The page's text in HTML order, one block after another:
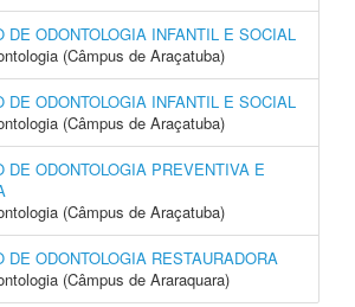
DE ODONTOLOGIA INFANTIL E SOCIAL
(Câmpus de Araçatuba)
DE ODONTOLOGIA INFANTIL E SOCIAL
(Câmpus de Araçatuba)
DE ODONTOLOGIA PREVENTIVA E
(Câmpus de Araçatuba)
DE ODONTOLOGIA RESTAURADORA
(Câmpus de Araraquara)